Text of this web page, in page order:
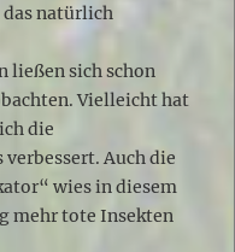
natürlich
ließen sich schon
Vielleicht hat
die
Auch die
wies in diesem
mehr tote Insekten